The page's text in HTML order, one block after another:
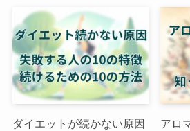
ダイエットが続かない原因
アロ